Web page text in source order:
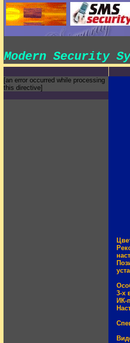
Modern Security
[an error occurred while processing
this directive]
3-х
ИК-